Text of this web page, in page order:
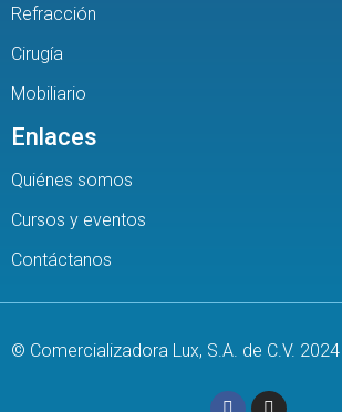
Refracción
Cirugía
Mobiliario
Enlaces
Quiénes somos
Cursos y eventos
Contáctanos
© Comercializadora Lux, S.A. de C.V. 2024